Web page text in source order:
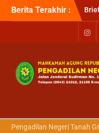
Berita Terakhir :
Pengadilan Negeri Tanah